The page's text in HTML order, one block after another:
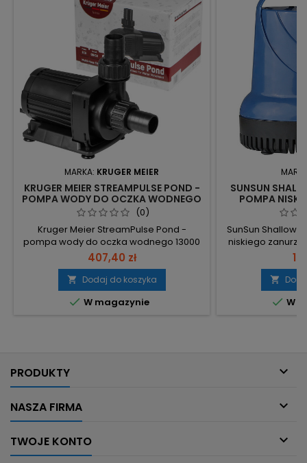
MARKA: KRUGER MEIER
KRUGER MEIER STREAMPULSE POND -
POMPA WODY DO OCZKA WODNEGO
13000L/H | KRYSTALICZNA WODA
(0)
Kruger Meier StreamPulse Pond -
pompa wody do oczka wodnego 13000
l/h z energooszczędnym silnikiem 95W i
maks. wznoszeniem 6.5m. 13000 l/h –
szybka cyrkulacja dla klarownej i
napowietrzonej wody. 95W – niskie
zużycie energii przy dużej wydajności.
407,40 zł
 Dodaj do koszyka
 W magazynie
SUNSUN
POMPA
IDEALNA DO
SunSun
niskiego
10mm wody,
częściowym
3500 l/h –
dużych ilości
cm –

 W
PRODUKTY 
NASZA FIRMA 
TWOJE KONTO 